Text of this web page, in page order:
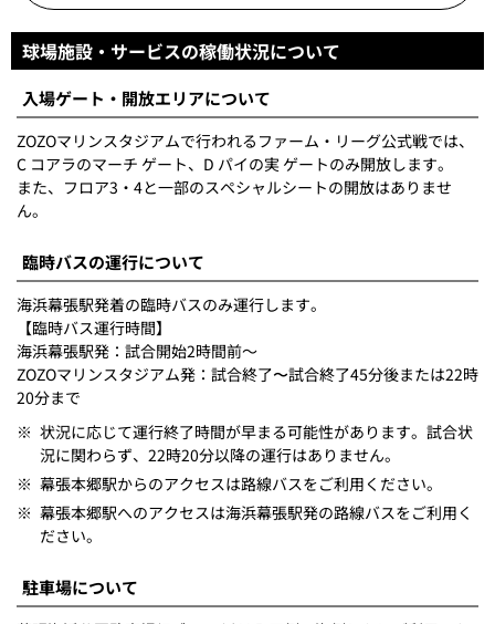
球場施設・サービスの稼働状況について
入場ゲート・開放エリアについて
ZOZOマリンスタジアムで行われるファーム・リーグ公式戦では、
C コアラのマーチ ゲート、D パイの実 ゲートのみ開放します。
また、フロア3・4と一部のスペシャルシートの開放はありませ
ん。
臨時バスの運行について
海浜幕張駅発着の臨時バスのみ運行します。
【臨時バス運行時間】
海浜幕張駅発：試合開始2時間前～
ZOZOマリンスタジアム発：試合終了〜試合終了45分後または22時
20分まで
※ 状況に応じて運行終了時間が早まる可能性があります。試合状
況に関わらず、22時20分以降の運行はありません。
※ 幕張本郷駅からのアクセスは路線バスをご利用ください。
※ 幕張本郷駅へのアクセスは海浜幕張駅発の路線バスをご利用く
ださい。
駐車場について